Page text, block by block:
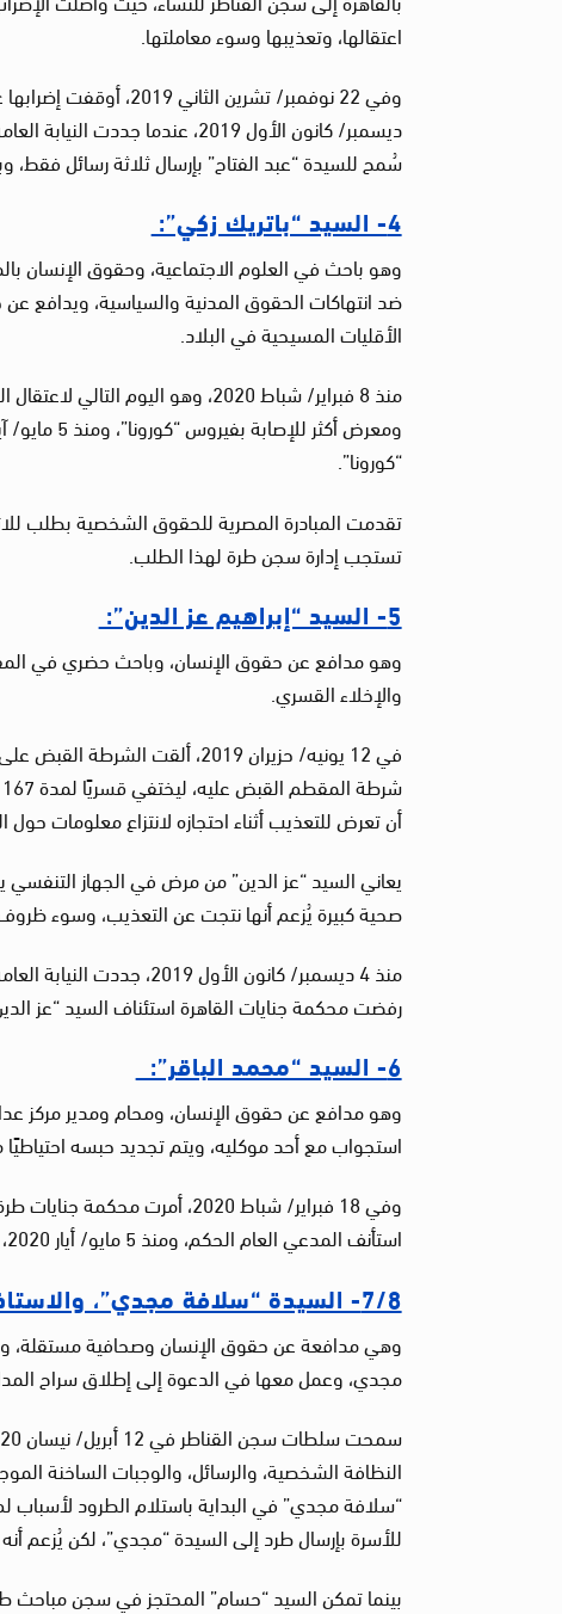
اعتقالها، وتعذيبها وسوء معاملتها.
سُمح للسيدة “عبد الفتاح” بإرسال ثلاثة رسائل فقط،
4- السيد “باتريك زكي”:
ضد انتهاكات الحقوق المدنية والسياسية، ويدافع
الأقليات المسيحية في البلاد.
“كورونا”.
تقدمت المبادرة المصرية للحقوق الشخصية بطلب
تستجب إدارة سجن طرة لهذا الطلب.
5- السيد “إبراهيم عز الدين”:
والإخلاء القسري.
في 12 يونيه/ حزيران 2019،
أن تعرض للتعذيب أثناء احتجازه لانتزاع معلومات
يعاني السيد “عز الدين” من مرض في الجهاز
صحية كبيرة يُزعم أنها نتجت عن التعذيب، وسوء
رفضت محكمة جنايات القاهرة استئناف السيد “عز
6- السيد “محمد الباقر”:
استجواب مع أحد موكليه، ويتم تجديد حبسه
استأنف المدعي العام الحكم، ومنذ 5 مايو/ أيار 2020، جددت محكمة الجنايات بالقاهرة حبسه الاحتياطي غيابيًا.
7/8- السيدة “سلافة مجدي”، والاستاذ “حسام الصياد”:
وهي مدافعة عن حقوق الإنسان وصحافية مستقلة،
مجدي، وعمل معها في الدعوة إلى إطلاق سراح
للأسرة بإرسال طرد إلى السيدة “مجدي”، لكن يُزعم